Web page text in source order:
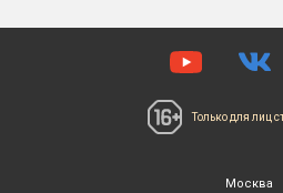
Только для лиц
Москва